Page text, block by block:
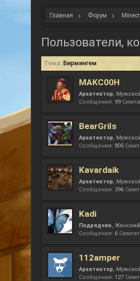
Главная Форум
Пользователи,
Тема: Бирмингем
MAKC00H
Архитектор,
Сообщения: 99
BearGrils
Архитектор,
Сообщения: 805
Kavardaik
Архитектор,
Сообщения: 396
Kadi
Подрядчик, Женский
Сообщения: 6
112amper
Архитектор,
Сообщения: 127